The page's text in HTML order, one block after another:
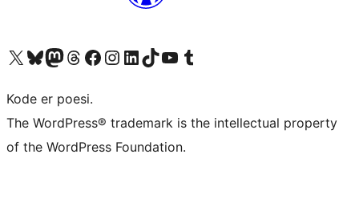
Besøk vår konto på X Visit our Bluesky account
Besøk vår Mastodon-konto
Visit our Threads account
Besøk vår Facebook-sideBesøk vår Instagram-konto
Besøk vår LinkedIn-konto
Visit our TikTok account
Visit our YouTube channel
Visit our Tumblr account
Kode er poesi.
The WordPress® trademark is the intellectual property
of the WordPress Foundation.